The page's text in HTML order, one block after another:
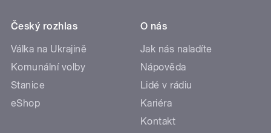
Český rozhlas
Válka na Ukrajině
Komunální volby
Stanice
eShop
O nás
Jak nás naladíte
Nápověda
Lidé v rádiu
Kariéra
Kontakt